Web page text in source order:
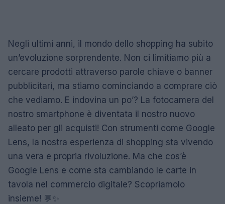
Negli ultimi anni, il mondo dello shopping ha subito
un’evoluzione sorprendente. Non ci limitiamo più a
cercare prodotti attraverso parole chiave o banner
pubblicitari, ma stiamo cominciando a comprare ciò
che vediamo. E indovina un po’? La fotocamera del
nostro smartphone è diventata il nostro nuovo
alleato per gli acquisti! Con strumenti come Google
Lens, la nostra esperienza di shopping sta vivendo
una vera e propria rivoluzione. Ma che cos’è
Google Lens e come sta cambiando le carte in
tavola nel commercio digitale? Scopriamolo
insieme! 💬✨